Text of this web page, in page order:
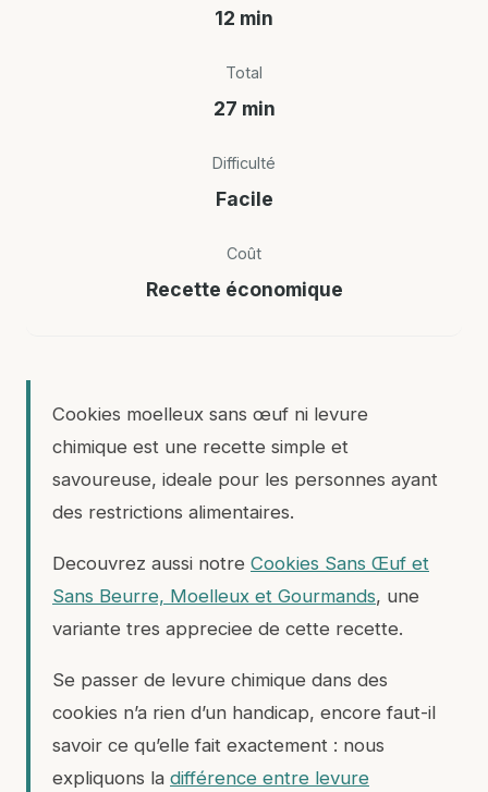
12 min
Total
27 min
Difficulté
Facile
Coût
Recette économique
Cookies moelleux sans œuf ni levure
chimique est une recette simple et
savoureuse, ideale pour les personnes ayant
des restrictions alimentaires.
Decouvrez aussi notre Cookies Sans Œuf et
Sans Beurre, Moelleux et Gourmands, une
variante tres appreciee de cette recette.
Se passer de levure chimique dans des
cookies n’a rien d’un handicap, encore faut-il
savoir ce qu’elle fait exactement : nous
expliquons la différence entre levure